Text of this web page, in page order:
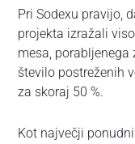
Pri Sodexu pravijo,
projekta izražali
mesa, porabljenega
število postreženih
za skoraj 50 %.
Kot največji